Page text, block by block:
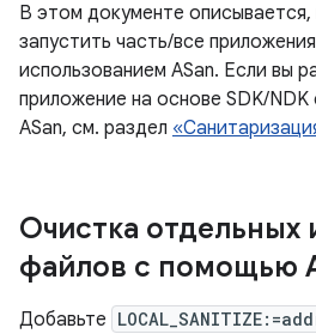
В этом документе описывается,
запустить часть/все
использованием ASan. Если вы
приложение на основе SDK/NDK
ASan, см. раздел
Очистка отдельных
файлов с помощью
Добавьте